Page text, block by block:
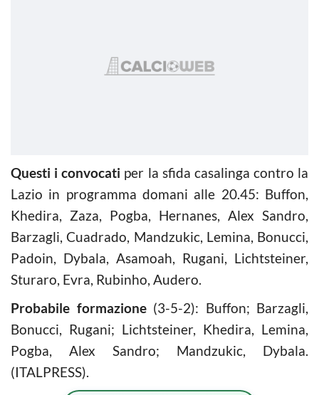
Questi i convocati per la sfida casalinga contro la
Lazio in programma domani alle 20.45: Buffon,
Khedira, Zaza, Pogba, Hernanes, Alex Sandro,
Barzagli, Cuadrado, Mandzukic, Lemina, Bonucci,
Padoin, Dybala, Asamoah, Rugani, Lichtsteiner,
Sturaro, Evra, Rubinho, Audero.
Probabile formazione(3-5-2): Buffon; Barzagli,
Bonucci, Rugani; Lichtsteiner, Khedira, Lemina,
Pogba, Alex Sandro; Mandzukic, Dybala.
(ITALPRESS).